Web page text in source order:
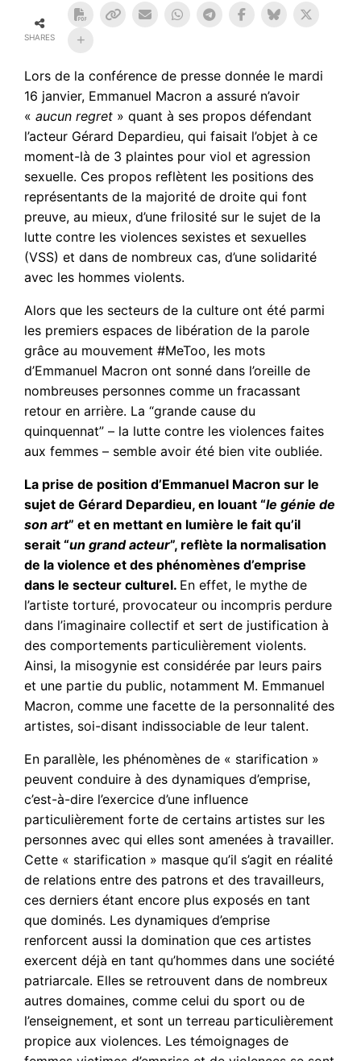
SHARES
Lors de la conférence de presse donnée le mardi
16 janvier, Emmanuel Macron a assuré n’avoir
«aucun regret » quant à ses propos défendant
l’acteur Gérard Depardieu, qui faisait l’objet à ce
moment-là de 3 plaintes pour viol et agression
sexuelle. Ces propos reflètent les positions des
représentants de la majorité de droite qui font
preuve, au mieux, d’une frilosité sur le sujet de la
lutte contre les violences sexistes et sexuelles
(VSS) et dans de nombreux cas, d’une solidarité
avec les hommes violents.
Alors que les secteurs de la culture ont été parmi
les premiers espaces de libération de la parole
grâce au mouvement #MeToo, les mots
d’Emmanuel Macron ont sonné dans l’oreille de
nombreuses personnes comme un fracassant
retour en arrière. La “grande cause du
quinquennat” – la lutte contre les violences faites
aux femmes – semble avoir été bien vite oubliée.
La prise de position d’Emmanuel Macron sur le
sujet de Gérard Depardieu, en louant “le génie de
son art” et en mettant en lumière le fait qu’il
serait “un grand acteur”, reflète la normalisation
de la violence et des phénomènes d’emprise
dans le secteur culturel. En effet, le mythe de
l’artiste torturé, provocateur ou incompris perdure
dans l’imaginaire collectif et sert de justification à
des comportements particulièrement violents.
Ainsi, la misogynie est considérée par leurs pairs
et une partie du public, notamment M. Emmanuel
Macron, comme une facette de la personnalité des
artistes, soi-disant indissociable de leur talent.
En parallèle, les phénomènes de « starification »
peuvent conduire à des dynamiques d’emprise,
c’est-à-dire l’exercice d’une influence
particulièrement forte de certains artistes sur les
personnes avec qui elles sont amenées à travailler.
Cette « starification » masque qu’il s’agit en réalité
de relations entre des patrons et des travailleurs,
ces derniers étant encore plus exposés en tant
que dominés. Les dynamiques d’emprise
renforcent aussi la domination que ces artistes
exercent déjà en tant qu’hommes dans une société
patriarcale. Elles se retrouvent dans de nombreux
autres domaines, comme celui du sport ou de
l’enseignement, et sont un terreau particulièrement
propice aux violences. Les témoignages de